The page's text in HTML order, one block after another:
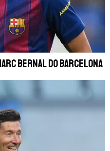
Bernal do Barcelona